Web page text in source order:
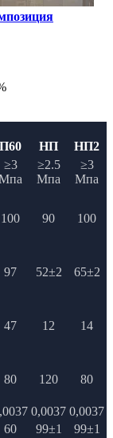
П60 НП
НП2
≥3
≥2.5
Мпа
≥3
Мпа
100 90 100
97 52±2 65±2
47 12 14
80 120 80
0,0037 0,0037
60 99±1
99±1